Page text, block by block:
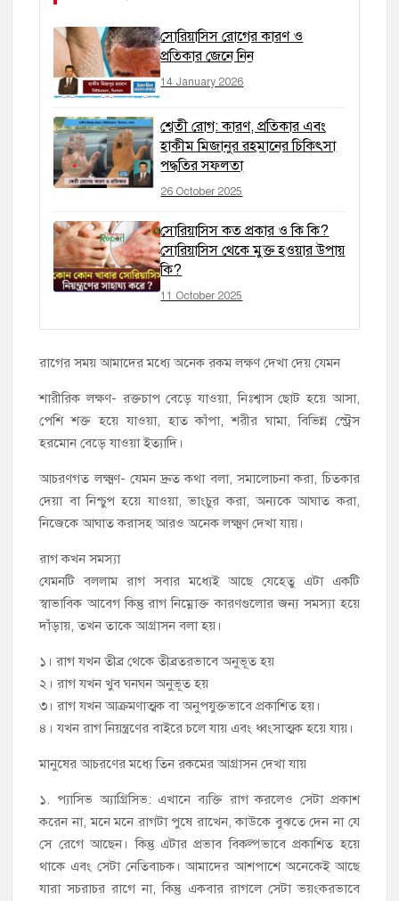
সোরিয়াসিস রোগের কারণ ও
প্রতিকার জেনে নিন
14 January 2026
শ্বেতী রোগ: কারণ, প্রতিকার এবং
হাকীম মিজানুর রহমানের চিকিৎসা
পদ্ধতির সফলতা
26 October 2025
সোরিয়াসিস কত প্রকার ও কি কি?
সোরিয়াসিস থেকে মুক্ত হওয়ার উপায়
কি?
11 October 2025
রাগের সময় আমাদের মধ্যে অনেক রকম লক্ষণ দেখা দেয় যেমন
শারীরিক লক্ষণ- রক্তচাপ বেড়ে যাওয়া, নিঃশ্বাস ছোট হয়ে আসা,
পেশি শক্ত হয়ে যাওয়া, হাত কাঁপা, শরীর ঘামা, বিভিন্ন স্ট্রেস
হরমোন বেড়ে যাওয়া ইত্যাদি।
আচরণগত লক্ষ্মণ- যেমন দ্রুত কথা বলা, সমালোচনা করা, চিতকার
দেয়া বা নিশ্চুপ হয়ে যাওয়া, ভাংচুর করা, অন্যকে আঘাত করা,
নিজেকে আঘাত করাসহ আরও অনেক লক্ষ্মণ দেখা যায়।
রাগ কখন সমস্যা
যেমনটি বললাম রাগ সবার মধ্যেই আছে যেহেতু এটা একটি
স্বাভাবিক আবেগ কিন্তু রাগ নিম্নোক্ত কারণগুলোর জন্য সমস্যা হয়ে
দাঁড়ায়, তখন তাকে আগ্রাসন বলা হয়।
১। রাগ যখন তীব্র থেকে তীব্রতরভাবে অনুভূত হয়
২। রাগ যখন খুব ঘনঘন অনুভূত হয়
৩। রাগ যখন আক্রমণাত্মক বা অনুপযুক্তভাবে প্রকাশিত হয়।
৪। যখন রাগ নিয়ন্ত্রণের বাইরে চলে যায় এবং ধ্বংসাত্মক হয়ে যায়।
মানুষের আচরণের মধ্যে তিন রকমের আগ্রাসন দেখা যায়
১. প্যাসিভ অ্যাগ্রিসিভ: এখানে ব্যক্তি রাগ করলেও সেটা প্রকাশ
করেন না, মনে মনে রাগটা পুষে রাখেন, কাউকে বুঝতে দেন না যে
সে রেগে আছেন। কিন্তু এটার প্রভাব বিকল্পভাবে প্রকাশিত হয়ে
থাকে এবং সেটা নেতিবাচক। আমাদের আশপাশে অনেকেই আছে
যারা সচরাচর রাগে না, কিন্তু একবার রাগলে সেটা ভয়ংকরভাবে